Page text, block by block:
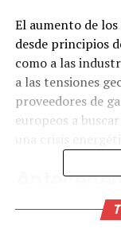
El aumento de
desde principios
como a las
a las tensiones
proveedores de
europeos a